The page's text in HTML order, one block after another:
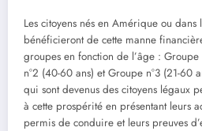
Les citoyens nés en Amérique ou dans
bénéficieront de cette manne
groupes en fonction de l’âge :
n°2 (40-60 ans) et Groupe n°3 (21-60
qui sont devenus des citoyens légaux
à cette prospérité en présentant leurs
permis de conduire et leurs preuves